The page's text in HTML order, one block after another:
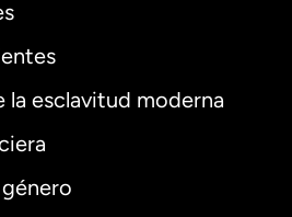
la esclavitud moderna
English